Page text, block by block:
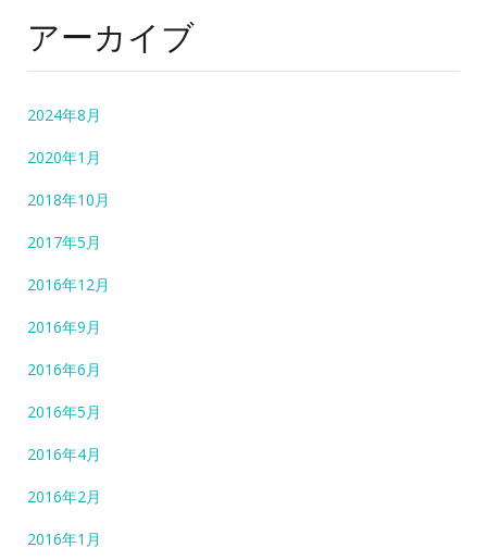
アーカイブ
2024年8月
2020年1月
2018年10月
2017年5月
2016年12月
2016年9月
2016年6月
2016年5月
2016年4月
2016年2月
2016年1月